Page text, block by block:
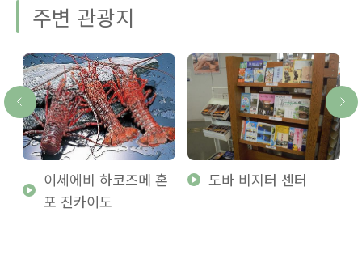
주변 관광지
이세에비 하코즈메 혼
포 진카이도
도바 비지터 센터